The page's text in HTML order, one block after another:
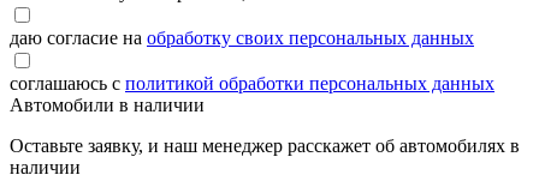
даю согласие на обработку своих персональных данных
соглашаюсь с политикой обработки персональных данных
Автомобили в наличии
Оставьте заявку, и наш менеджер расскажет об автомобилях в
наличии